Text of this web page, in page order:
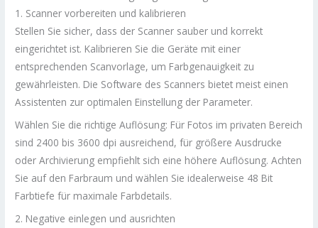
1. Scanner vorbereiten und kalibrieren
Stellen Sie sicher, dass der Scanner sauber und korrekt
eingerichtet ist. Kalibrieren Sie die Geräte mit einer
entsprechenden Scanvorlage, um Farbgenauigkeit zu
gewährleisten. Die Software des Scanners bietet meist einen
Assistenten zur optimalen Einstellung der Parameter.
Wählen Sie die richtige Auflösung: Für Fotos im privaten Bereich
sind 2400 bis 3600 dpi ausreichend, für größere Ausdrucke
oder Archivierung empfiehlt sich eine höhere Auflösung. Achten
Sie auf den Farbraum und wählen Sie idealerweise 48 Bit
Farbtiefe für maximale Farbdetails.
2. Negative einlegen und ausrichten